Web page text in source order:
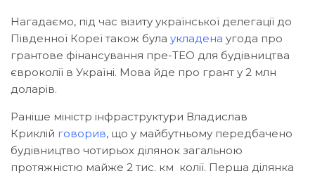
Нагадаємо, під час візиту української делегації до
Південної Кореї також була укладена угода про
грантове фінансування пре-ТЕО для будівництва
євроколії в Україні. Мова йде про грант у 2 млн
доларів.
Раніше міністр інфраструктури Владислав
Криклій говорив, що у майбутньому передбачено
будівництво чотирьох ділянок загальною
протяжністю майже 2 тис. км колії. Перша ділянка